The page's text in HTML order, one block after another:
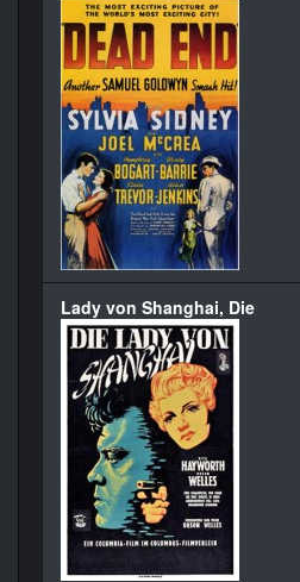
Lady von Shanghai, Die